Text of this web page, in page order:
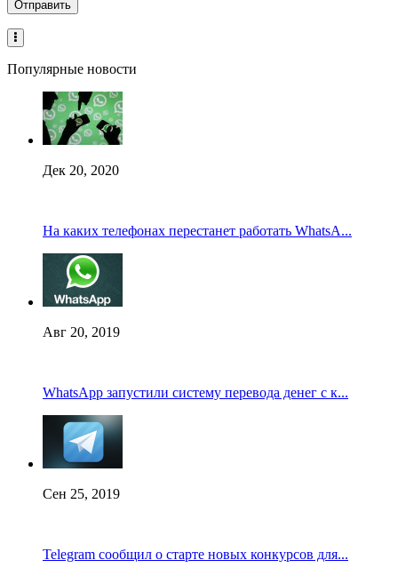
Популярные новости
Дек 20, 2020
На каких телефонах перестанет работать WhatsA...
Авг 20, 2019
WhatsApp запустили систему перевода денег с к...
Сен 25, 2019
Telegram сообщил о старте новых конкурсов для...